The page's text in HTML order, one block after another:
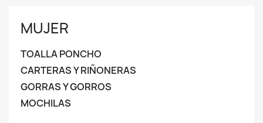
MUJER
TOALLA PONCHO
CARTERAS Y RIÑONERAS
GORRAS Y GORROS
MOCHILAS